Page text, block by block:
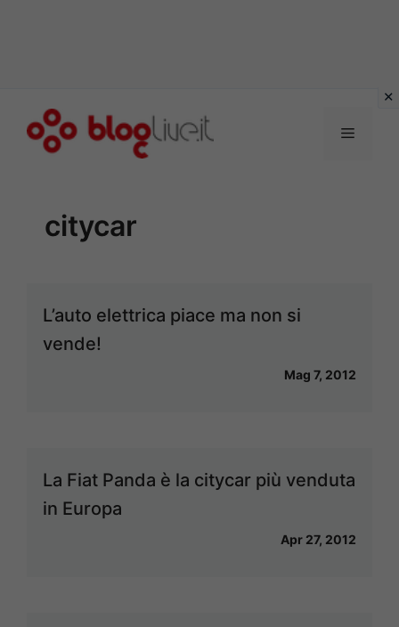
Menu
citycar
L’auto elettrica piace ma non si
vende!
Mag 7, 2012
La Fiat Panda è la citycar più venduta
in Europa
Apr 27, 2012